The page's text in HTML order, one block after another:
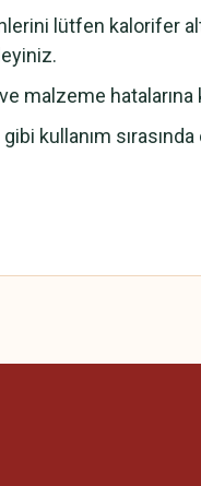
lütfen kalorifer
malzeme hatalarına
kullanım